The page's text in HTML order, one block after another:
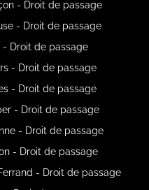
- Droit de passage
- Droit de passage
- Droit de passage
- Droit de passage
- Droit de passage
- Droit de passage
- Droit de passage
- Droit de passage
- Droit de passage